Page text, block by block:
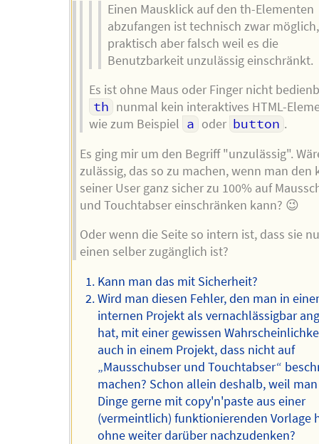
Einen Mausklick auf den th-Elementen
abzufangen ist technisch zwar möglich,
praktisch aber falsch weil es die
Benutzbarkeit unzulässig einschränkt.
Es ist ohne Maus oder Finger nicht
th nunmal kein interaktives HTML-
wie zum Beispiel a oder button .
Es ging mir um den Begriff "unzulässig".
zulässig, das so zu machen, wenn man den
seiner User ganz sicher zu 100% auf
und Touchtabser einschränken kann? 😉
Oder wenn die Seite so intern ist, dass sie
einen selber zugänglich ist?
Kann man das mit Sicherheit?
Wird man diesen Fehler, den man in
internen Projekt als vernachlässigbar
hat, mit einer gewissen
auch in einem Projekt, dass nicht auf
„Mausschubser und Touchtabser“
machen? Schon allein deshalb, weil
Dinge gerne mit copy'n'paste aus einer
(vermeintlich) funktionierenden Vorlage
ohne weiter darüber nachzudenken?